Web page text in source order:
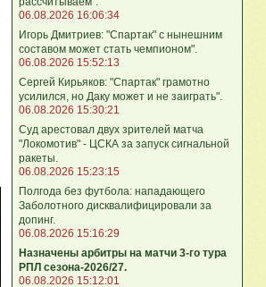
06.08.2026 16:06:34
Игорь Дмитриев: "Спартак" с нынешним
составом может стать чемпионом".
06.08.2026 15:52:13
Сергей Кирьяков: "Спартак" грамотно
усилился, но Даку может и не заиграть".
06.08.2026 15:30:21
Суд арестовал двух зрителей матча
"Локомотив" - ЦСКА за запуск сигнальной
ракеты.
06.08.2026 15:23:15
Полгода без футбола: нападающего
Заболотного дисквалифицировали за
допинг.
06.08.2026 15:16:29
Назначены арбитры на матчи 3-го тура
РПЛ сезона-2026/27.
06.08.2026 15:12:01